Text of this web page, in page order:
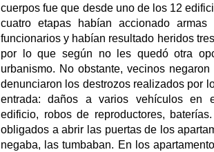
cuerpos fue que desde uno de los 12
cuatro etapas habían accionado
funcionarios y habían resultado heridos
por lo que según no les quedó otra
urbanismo. No obstante, vecinos
denunciaron los destrozos realizados por
entrada: daños a varios vehículos en
edificio, robos de reproductores,
obligados a abrir las puertas de los
negaba, las tumbaban. En los